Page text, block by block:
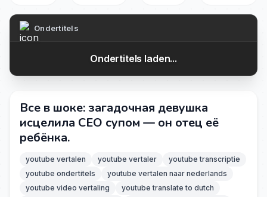
Ondertitels
Ondertitels laden...
Все в шоке: загадочная девушка
исцелила CEO супом — он отец её
ребёнка.
youtube vertalen youtube vertaler
youtube transcriptie
youtube ondertitels
youtube vertalen naar nederlands
youtube video vertaling
youtube translate to dutch